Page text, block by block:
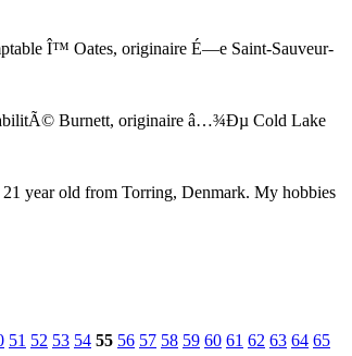
Î™ Oates, originaire É—e Saint-Sauveur-
Burnett, originaire â…¾Ðµ Cold Lake
year old from Torring, Denmark. My hobbies
51 52 53 54 55 56 57 58 59 60 61 62 63 64 65